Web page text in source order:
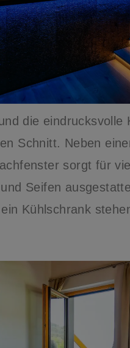
die eindrucksvolle
Schnitt. Neben
sorgt für
Seifen
Kühlschrank